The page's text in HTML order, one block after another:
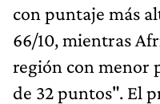
con puntaje más
66/10, mientras
región con menor
de 32 puntos". El